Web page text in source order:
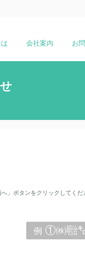
会社案内 お
」ボタンをクリックしてくだ
例 ①㈱㍾